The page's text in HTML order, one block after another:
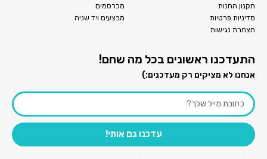
תקנון החנות
מדיניות פרטיות
הצהרת נגישות
מכרסמים
מבצעים ויד שניה
התעדכנו ראשונים בכל מה שחם!
אנחנו לא מציקים רק מעדכנים:)
עדכנו גם אותי!